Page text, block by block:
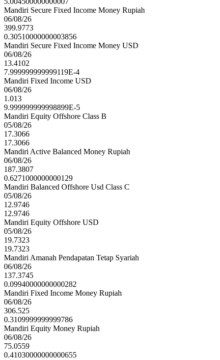
Mandiri Secure Fixed Income Money Rupiah
06/08/26
399.9773
0.30510000000003856
Mandiri Secure Fixed Income Money USD
06/08/26
13.4102
7.999999999999119E-4
Mandiri Fixed Income USD
06/08/26
1.013
9.999999999998899E-5
Mandiri Equity Offshore Class B
05/08/26
17.3066
17.3066
Mandiri Active Balanced Money Rupiah
06/08/26
187.3807
0.6271000000000129
Mandiri Balanced Offshore Usd Class C
05/08/26
12.9746
12.9746
Mandiri Equity Offshore USD
05/08/26
19.7323
19.7323
Mandiri Amanah Pendapatan Tetap Syariah
06/08/26
137.3745
0.09940000000000282
Mandiri Fixed Income Money Rupiah
06/08/26
306.525
0.3109999999999786
Mandiri Equity Money Rupiah
06/08/26
75.0559
0.41030000000000655